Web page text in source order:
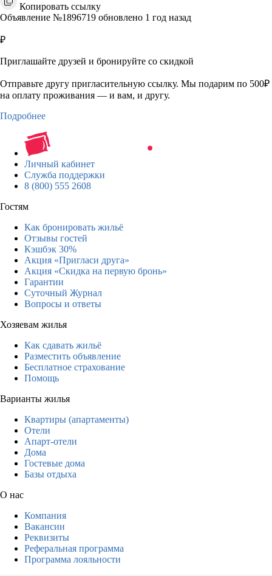
Копировать ссылку
Объявление №1896719 обновлено 1 год назад
₽
Приглашайте друзей и бронируйте со скидкой
Отправьте другу пригласительную ссылку. Мы подарим по 500₽
на оплату проживания — и вам, и другу.
Подробнее
Личный кабинет
Служба поддержки
8 (800) 555 2608
Гостям
Как бронировать жильё
Отзывы гостей
Кэшбэк 30%
Акция «Пригласи друга»
Акция «Скидка на первую бронь»
Гарантии
Суточный Журнал
Вопросы и ответы
Хозяевам жилья
Как сдавать жильё
Разместить объявление
Бесплатное страхование
Помощь
Варианты жилья
Квартиры (апартаменты)
Отели
Апарт-отели
Дома
Гостевые дома
Базы отдыха
О нас
Компания
Вакансии
Реквизиты
Реферальная программа
Программа лояльности